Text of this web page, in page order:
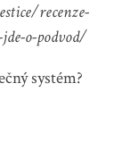
recenze-
o-podvod/